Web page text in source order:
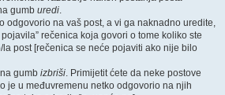
gumb uredi.
odgovorio na vaš post, a vi ga naknadno uredite,
rečenica koja govori o tome koliko ste
post [rečenica se neće pojaviti ako nije bilo
gumb izbriši. Primijetit ćete da neke postove
je u međuvremenu netko odgovorio na njih